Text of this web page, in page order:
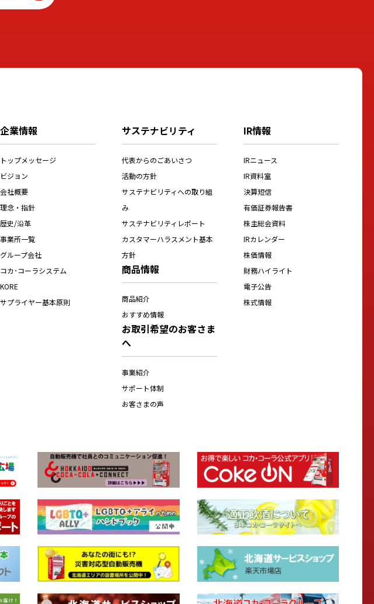
企業情報
トップメッセージ
ビジョン
会社概要
理念・指針
歴史/沿革
事業所一覧
グループ会社
コカ･コーラシステム
KORE
サプライヤー基本原則
サステナビリティ
代表からのごあいさつ
活動の方針
サステナビリティへの取り組
み
サステナビリティレポート
カスタマーハラスメント基本
方針
商品情報
商品紹介
おすすめ情報
お取引希望のお客さま
へ
事業紹介
サポート体制
お客さまの声
IR情報
IRニュース
IR資料室
決算短信
有価証券報告書
株主総会資料
IRカレンダー
株価情報
財務ハイライト
電子公告
株式情報